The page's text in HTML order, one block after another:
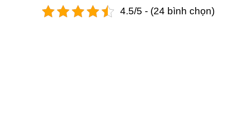
4.5/5 - (24 bình chọn)